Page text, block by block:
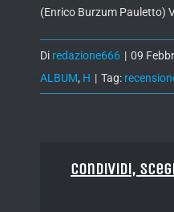
(Enrico Burzum Pauletto)
Di redazione666 | 09
ALBUM, H | Tag:
Condividi,